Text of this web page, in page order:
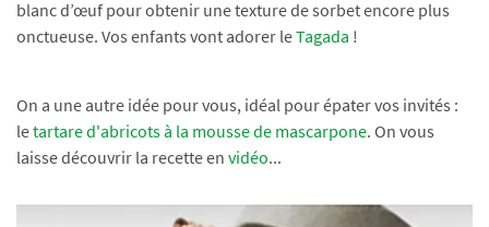
blanc d’œuf pour obtenir une texture de sorbet encore plus
onctueuse. Vos enfants vont adorer leTagada !
On a une autre idée pour vous, idéal pour épater vos invités :
letartare d'abricots à la mousse de mascarpone. On vous
laisse découvrir la recette en vidéo...